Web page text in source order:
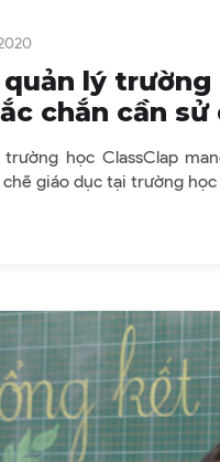
lý trường
chắn cần sử
trường học ClassClap
giáo dục tại trường